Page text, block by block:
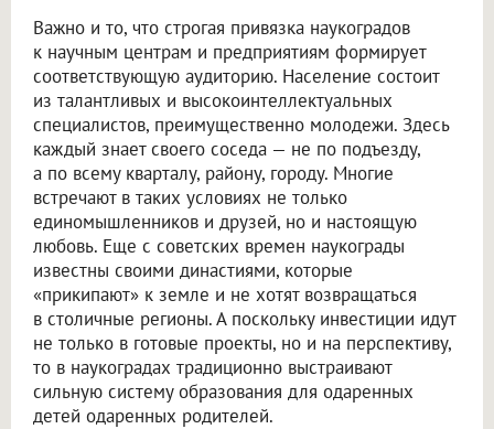
Важно и то, что строгая привязка наукоградов
к научным центрам и предприятиям формирует
соответствующую аудиторию. Население состоит
из талантливых и высокоинтеллектуальных
специалистов, преимущественно молодежи. Здесь
каждый знает своего соседа — не по подъезду,
а по всему кварталу, району, городу. Многие
встречают в таких условиях не только
единомышленников и друзей, но и настоящую
любовь. Еще с советских времен наукограды
известны своими династиями, которые
«прикипают» к земле и не хотят возвращаться
в столичные регионы. А поскольку инвестиции идут
не только в готовые проекты, но и на перспективу,
то в наукоградах традиционно выстраивают
сильную систему образования для одаренных
детей одаренных родителей.